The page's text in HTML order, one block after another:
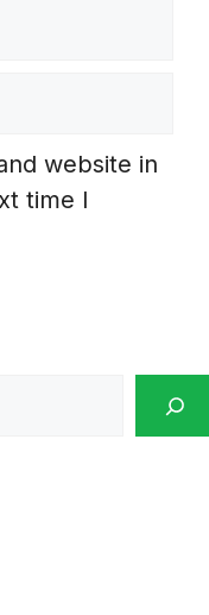
website in
time I